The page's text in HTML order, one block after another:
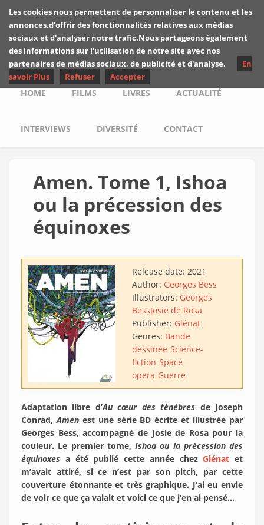
Skip to main content
Les critiques de
Yuyine
Main menu
HOME FILMS LIVRES ACTUALITÉ
INTERVIEWS DIVERSITÉ CONTACT
Amen. Tome 1, Ishoa
ou la précession des
équinoxes
Release date: 2021
Author: Georges Bess
Illustrators: Georges
BessJosie de Rosa
Publisher: Glénat
Genres: Bande
dessinée Science-
fiction Space
opera Guerre
Adaptation libre d’Au cœur des ténèbres de Joseph
Conrad,Amenest une série BD écrite et illustrée par
Georges Bess, accompagné de Josie de Rosa pour la
couleur. Le premier tome, Ishoa ou la précession des
équinoxes a été publié cette année chezGlénat et
m’avait attiré, si ce n’est par son pitch, par cette
couverture étonnante et très graphique. J’ai eu envie
de voir ce que ça valait et voici ce que j’en ai pensé…
Les cookies nous permettent de personnaliser le contenu et les
annonces,d'offrir des fonctionnalités relatives aux médias
sociaux et d'analyser notre trafic.Nous partageons également
des informations sur l'utilisation de notre site avec nos
partenaires de médias sociaux, de publicité et d'analyse.
En
savoir Plus
Refuser Accepter